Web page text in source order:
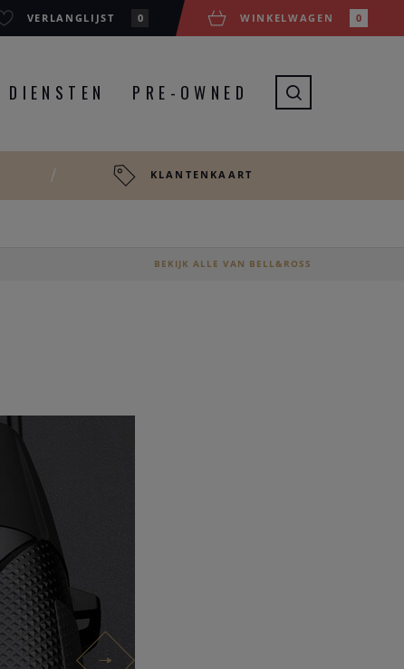
VERLANGLIJST 0 WINKELWAGEN 0
DIENSTEN PRE-OWNED
KLANTENKAART
BEKIJK ALLE VAN BELL&ROSS